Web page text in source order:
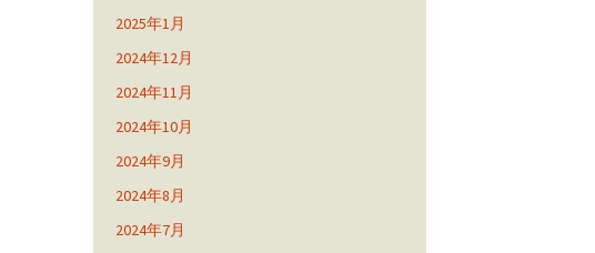
2025年1月
2024年12月
2024年11月
2024年10月
2024年9月
2024年8月
2024年7月